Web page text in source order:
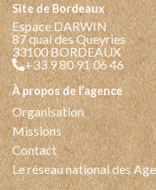
Site de Bordeaux
Espace DARWIN
87 quai des Queyries
33100 BORDEAUX
+33 9 80 91 06 46
à propos de l’agence
Organisation
Missions
Contact
Le réseau national des